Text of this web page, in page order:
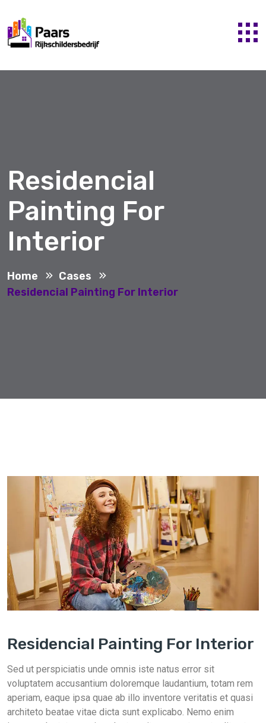
Residencial
Painting For
Interior
Home
Cases
Residencial Painting For Interior
Residencial Painting For Interior
Sed ut perspiciatis unde omnis iste natus error sit
voluptatem accusantium doloremque laudantium, totam rem
aperiam, eaque ipsa quae ab illo inventore veritatis et quasi
architeto beatae vitae dicta sunt explicabo. Nemo enim